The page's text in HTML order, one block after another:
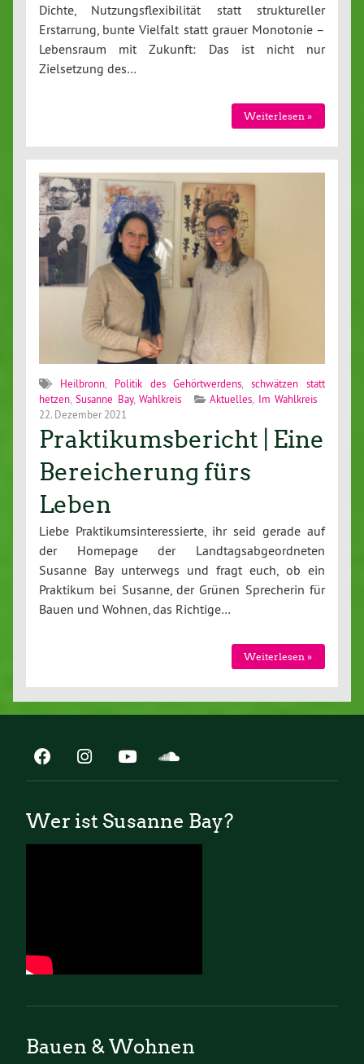
Dichte, Nutzungsflexibilität statt struktureller
Erstarrung, bunte Vielfalt statt grauer Monotonie –
Lebensraum mit Zukunft: Das ist nicht nur
Zielsetzung des…
Weiterlesen »
Heilbronn, Politik des Gehörtwerdens ,schwätzen statt
hetzen ,Susanne Bay,Wahlkreis Aktuelles Im Wahlkreis
22. Dezember 2021
Praktikumsbericht | Eine
Bereicherung fürs
Leben
Liebe Praktikumsinteressierte, ihr seid gerade auf
der Homepage der Landtagsabgeordneten
Susanne Bay unterwegs und fragt euch, ob ein
Praktikum bei Susanne, der Grünen Sprecherin für
Bauen und Wohnen, das Richtige…
Weiterlesen »
Wer ist Susanne Bay?
Bauen & Wohnen